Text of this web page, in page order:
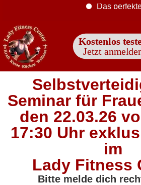
Das perfekte
Kostenlos
Jetzt
Seminar für
den 22.03.26
17:30 Uhr
im
Lady Fitness
Bitte melde dich